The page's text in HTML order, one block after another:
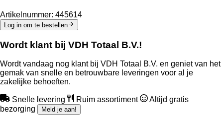
Artikelnummer: 445614
Log in om te bestellen
Wordt klant bij VDH Totaal B.V.!
Wordt vandaag nog klant bij VDH Totaal B.V. en geniet van het
gemak van snelle en betrouwbare leveringen voor al je
zakelijke behoeften.
Snelle levering Ruim assortiment
Altijd gratis
bezorging
Meld je aan!